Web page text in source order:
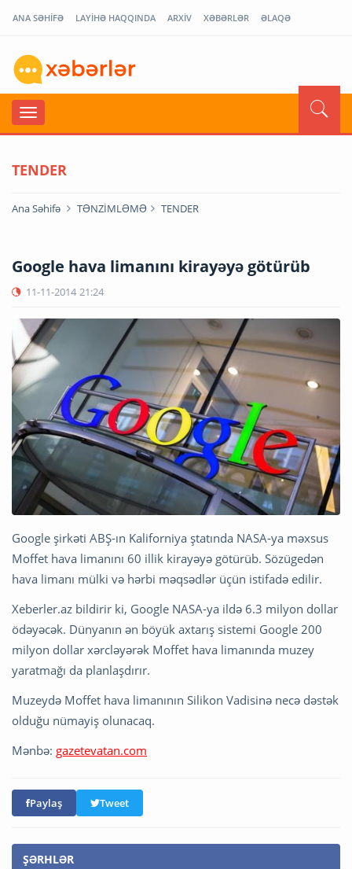
ANA SƏHİFƏ LAYİHƏ HAQQINDA ARXİV XƏBƏRLƏR ƏLAQƏ
TENDER
Ana Səhifə TƏNZİMLƏMƏ TENDER
Google hava limanını kirayəyə götürüb
11-11-2014 21:24
Google şirkəti ABŞ-ın Kaliforniya ştatında NASA-ya məxsus
Moffet hava limanını 60 illik kirayəyə götürüb. Sözügedən
hava limanı mülki və hərbi məqsədlər üçün istifadə edilir.
Xeberler.az bildirir ki, Google NASA-ya ildə 6.3 milyon dollar
ödəyəcək. Dünyanın ən böyük axtarış sistemi Google 200
milyon dollar xərcləyərək Moffet hava limanında muzey
yaratmağı da planlaşdırır.
Muzeydə Moffet hava limanının Silikon Vadisinə necə dəstək
olduğu nümayiş olunacaq.
Mənbə: gazetevatan.com
Paylaş Tweet
ŞƏRHLƏR